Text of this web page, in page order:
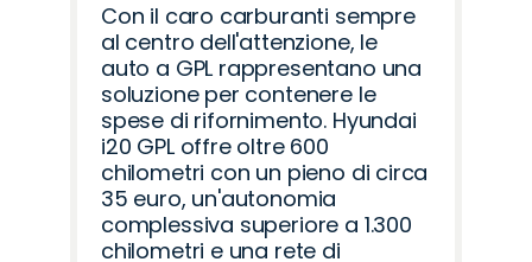
Con il caro carburanti sempre
al centro dell'attenzione, le
auto a GPL rappresentano una
soluzione per contenere le
spese di rifornimento. Hyundai
i20 GPL offre oltre 600
chilometri con un pieno di circa
35 euro, un'autonomia
complessiva superiore a 1.300
chilometri e una rete di